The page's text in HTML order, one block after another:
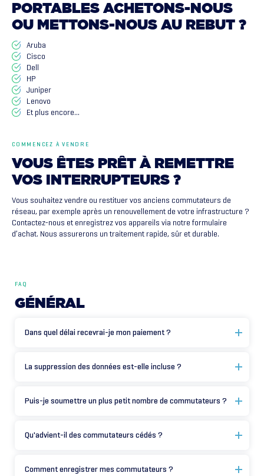
COMMENCEZ À VENDRE
VOUS ÊTES PRÊT À REMETTRE
VOS
INTERRUPTEURS ?
Vous souhaitez vendre ou restituer vos anciens commutateurs de
réseau, par exemple après un renouvellement de votre infrastructure ?
Contactez-nous et enregistrez vos appareils via notre formulaire
d’achat. Nous assurerons un traitement rapide, sûr et durable.
PORTABLES ACHETONS-NOUS
OU METTONS-NOUS AU REBUT ?
Aruba
Cisco
Dell
HP
Juniper
Lenovo
Et plus encore…
FAQ
GÉNÉRAL
Dans quel délai recevrai-je mon paiement ?
La suppression des données est-elle incluse ?
Puis-je soumettre un plus petit nombre de commutateurs ?
Qu'advient-il des commutateurs cédés ?
Comment enregistrer mes commutateurs ?